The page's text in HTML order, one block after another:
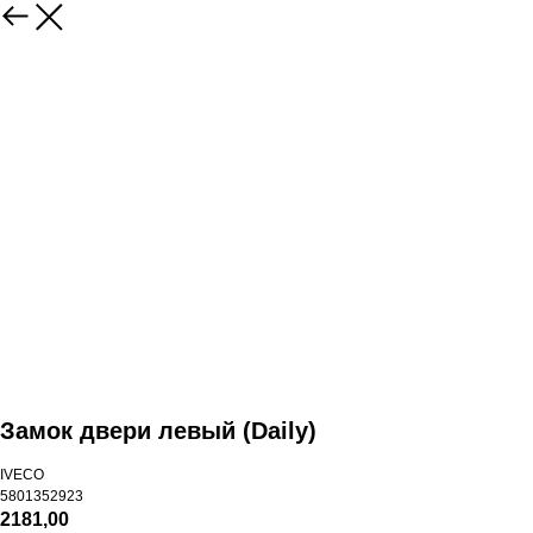
Замок двери левый (Daily)
IVECO
5801352923
2181,00